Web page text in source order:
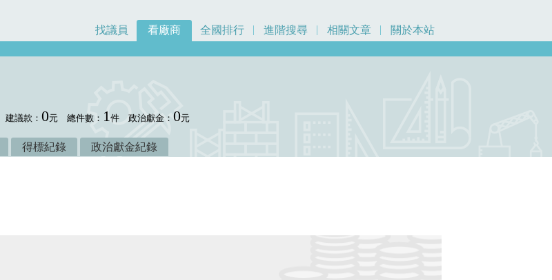
找議員 看廠商 全國排行 進階搜尋 相關文章 關於本站
建議款：0元 總件數： 1件 政治獻金：0元
得標紀錄 政治獻金紀錄